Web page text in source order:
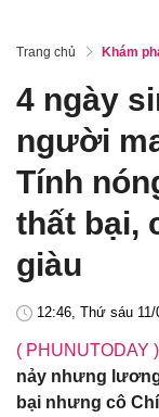
Trang chủ Khám
4 ngày
người
Tính
thất bại,
giàu
12:46, Thứ sáu 11/
( PHUNUTODAY )
nảy nhưng
bại nhưng cô